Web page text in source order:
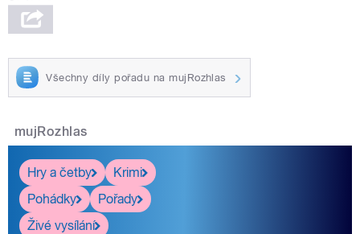
Všechny díly pořadu na mujRozhlas
mujRozhlas
Hry a četby
Krimi
Pohádky
Pořady
Živé vysílání